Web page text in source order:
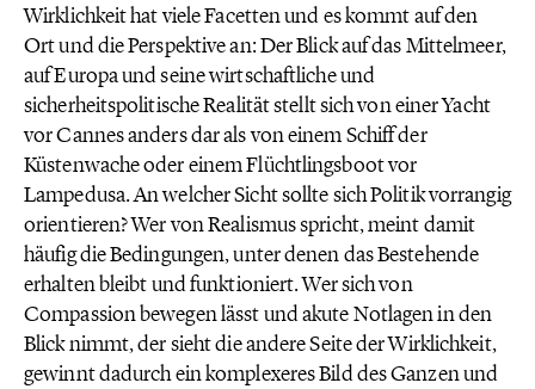
Wirklichkeit hat viele Facetten und es kommt auf den
Ort und die Perspektive an: Der Blick auf das Mittelmeer,
auf Europa und seine wirtschaftliche und
sicherheitspolitische Realität stellt sich von einer Yacht
vor Cannes anders dar als von einem Schiff der
Küstenwache oder einem Flüchtlingsboot vor
Lampedusa. An welcher Sicht sollte sich Politik vorrangig
orientieren? Wer von Realismus spricht, meint damit
häufig die Bedingungen, unter denen das Bestehende
erhalten bleibt und funktioniert. Wer sich von
Compassion bewegen lässt und akute Notlagen in den
Blick nimmt, der sieht die andere Seite der Wirklichkeit,
gewinnt dadurch ein komplexeres Bild des Ganzen und